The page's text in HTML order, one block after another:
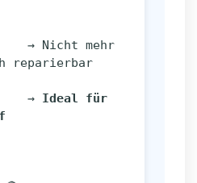
reparierbar
│      →
Ideal für